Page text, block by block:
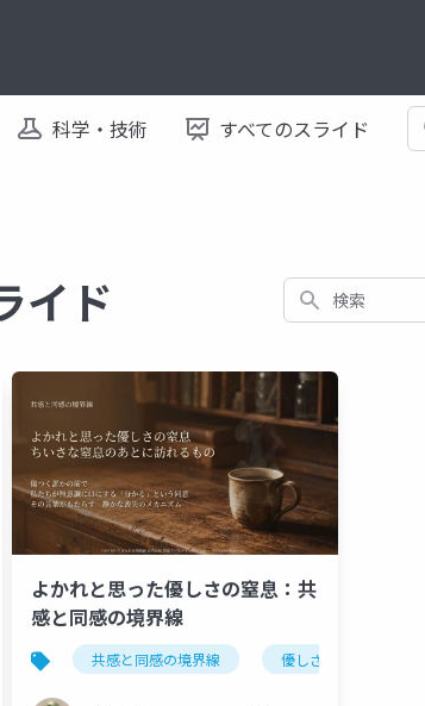
科学・技術 すべてのスライド
イド 検索
ーカシング ソマティックマーカー
よかれと思った優しさの窒息：共
感と同感の境界線
共感と同感の境界線 優しさの窒息